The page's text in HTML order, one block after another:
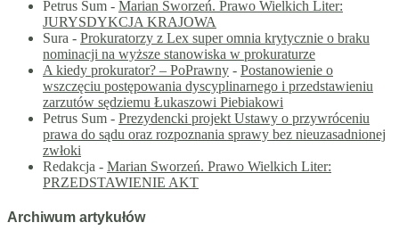
Petrus Sum - Marian Sworzeń. Prawo Wielkich Liter:
JURYSDYKCJA KRAJOWA
Sura - Prokuratorzy z Lex super omnia krytycznie o braku
nominacji na wyższe stanowiska w prokuraturze
A kiedy prokurator? – PoPrawny - Postanowienie o
wszczęciu postępowania dyscyplinarnego i przedstawieniu
zarzutów sędziemu Łukaszowi Piebiakowi
Petrus Sum - Prezydencki projekt Ustawy o przywróceniu
prawa do sądu oraz rozpoznania sprawy bez nieuzasadnionej
zwłoki
Redakcja - Marian Sworzeń. Prawo Wielkich Liter:
PRZEDSTAWIENIE AKT
Archiwum artykułów